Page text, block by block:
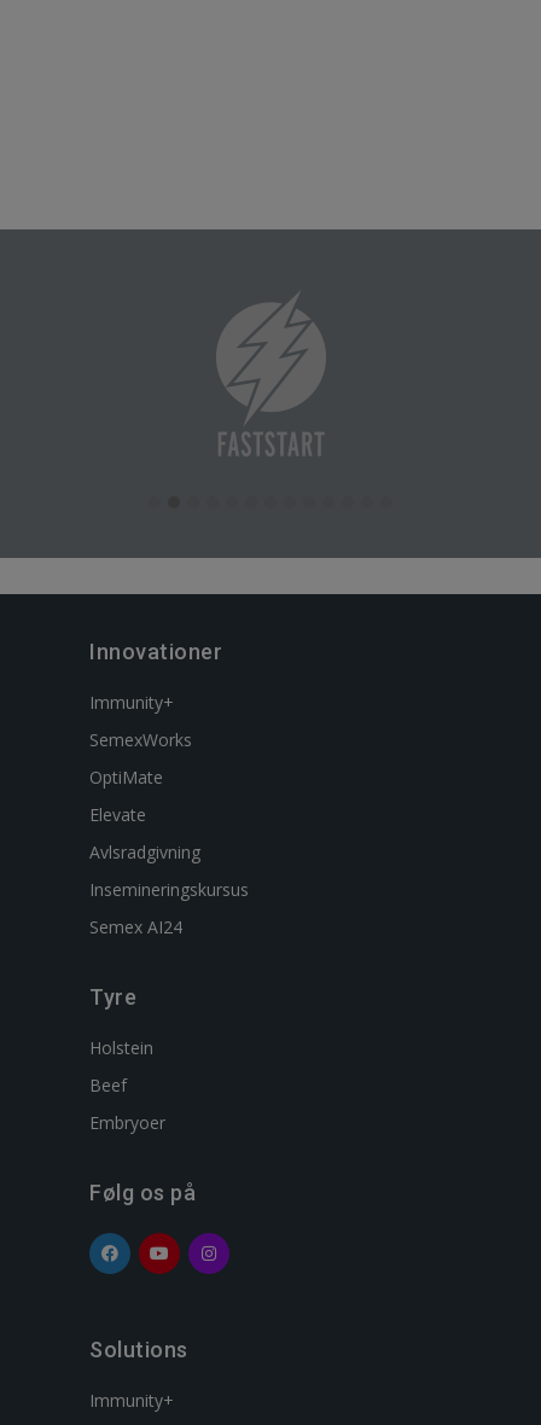
Innovationer
Immunity+
SemexWorks
OptiMate
Elevate
Avlsradgivning
Insemineringskursus
Semex AI24
Tyre
Holstein
Beef
Embryoer
Følg os på
Solutions
Immunity+